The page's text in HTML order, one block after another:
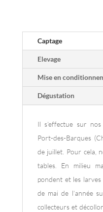
Captage
Elevage
Mise en
Dégustation
Il s’effectue sur
Port-des-Barques
de juillet. Pour cela,
tables. En milieu
pondent et les
de mai de l’année
collecteurs et